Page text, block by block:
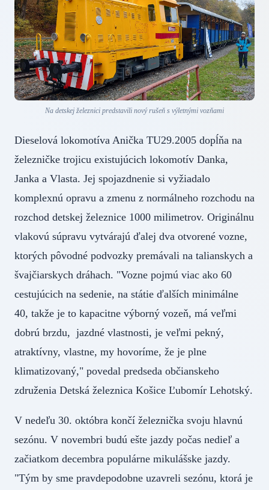
Na detskej železnici predstavili nový rušeň s výletnými vozňami
Dieselová lokomotíva Anička TU29.2005 dopĺňa na
železničke trojicu existujúcich lokomotív Danka,
Janka a Vlasta. Jej spojazdnenie si vyžiadalo
komplexnú opravu a zmenu z normálneho rozchodu na
rozchod detskej železnice 1000 milimetrov. Originálnu
vlakovú súpravu vytvárajú ďalej dva otvorené vozne,
ktorých pôvodné podvozky premávali na talianskych a
švajčiarskych dráhach. "Vozne pojmú viac ako 60
cestujúcich na sedenie, na státie ďalších minimálne
40, takže je to kapacitne výborný vozeň, má veľmi
dobrú brzdu, jazdné vlastnosti, je veľmi pekný,
atraktívny, vlastne, my hovoríme, že je plne
klimatizovaný," povedal predseda občianskeho
združenia Detská železnica Košice Ľubomír Lehotský.
V nedeľu 30. októbra končí železnička svoju hlavnú
sezónu. V novembri budú ešte jazdy počas nedieľ a
začiatkom decembra populárne mikulášske jazdy.
"Tým by sme pravdepodobne uzavreli sezónu, ktorá je